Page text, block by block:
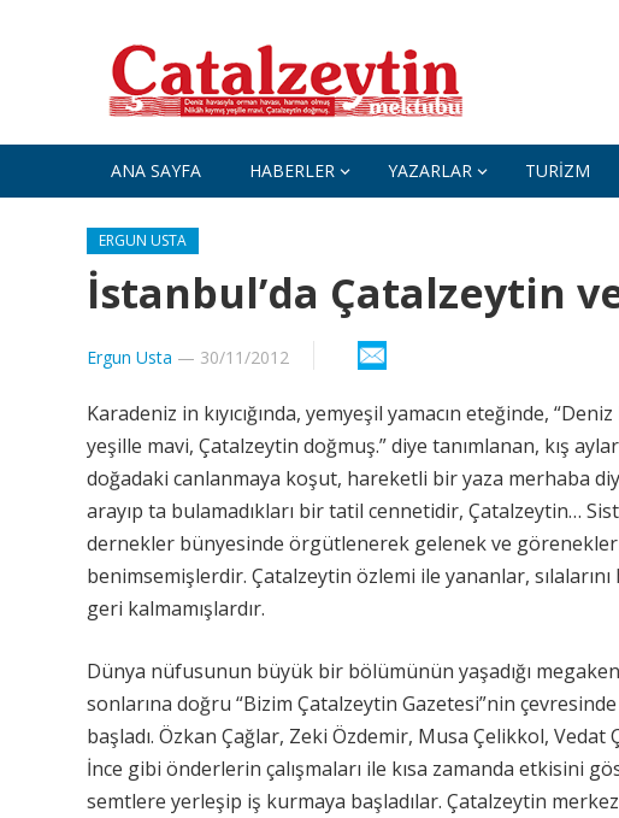
ANA SAYFA HABERLER YAZARLAR TURIZM
ERGUN USTA
İstanbul’da Çatalzeytin
Ergun Usta — 30/11/2012
Karadeniz in kıyıcığında, yemyeşil yamacın eteğinde,
yeşille mavi, Çatalzeytin doğmuş.” diye tanımlanan, kış
doğadaki canlanmaya koşut, hareketli bir yaza merhaba
arayıp ta bulamadıkları bir tatil cennetidir, Çatalzeytin…
dernekler bünyesinde örgütlenerek gelenek ve
benimsemişlerdir. Çatalzeytin özlemi ile yananlar,
geri kalmamışlardır.
Dünya nüfusunun büyük bir bölümünün yaşadığı
sonlarına doğru “Bizim Çatalzeytin Gazetesi”nin
başladı. Özkan Çağlar, Zeki Özdemir, Musa Çelikkol,
İnce gibi önderlerin çalışmaları ile kısa zamanda etkisini
semtlere yerleşip iş kurmaya başladılar. Çatalzeytin